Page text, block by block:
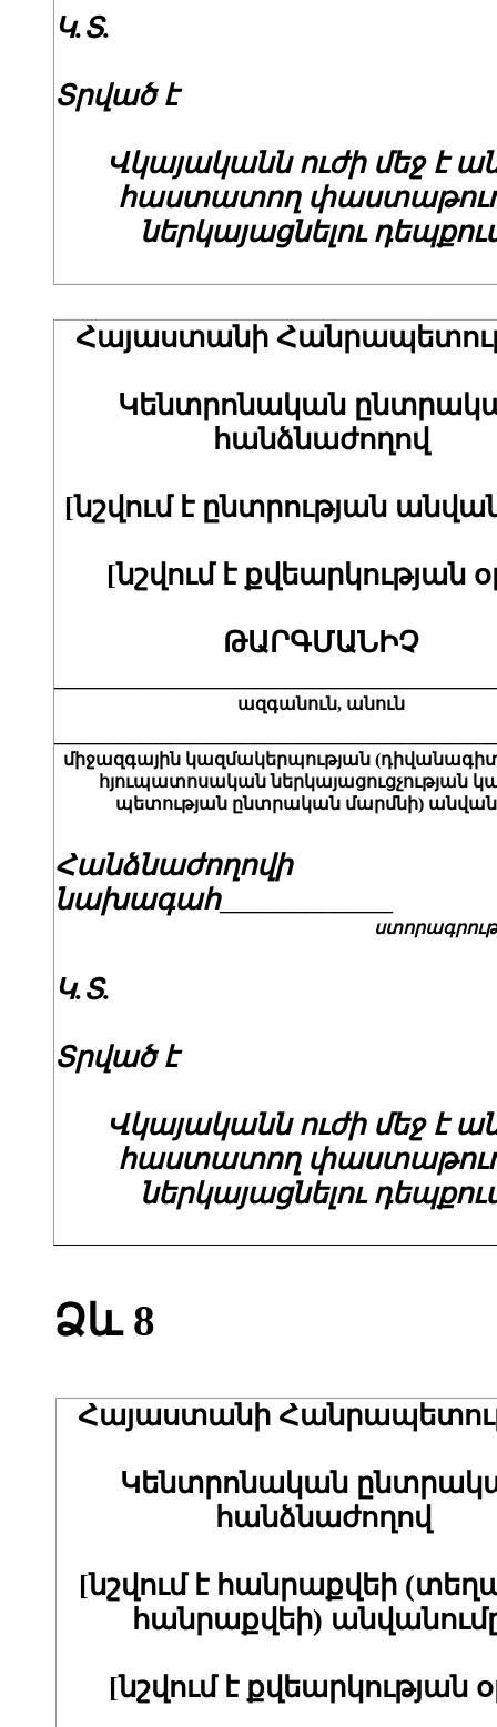
Կ.Տ.
Տրված է
Վկայականն ուժի մեջ է
հաստատող
ներկայացնելու
Հայաստանի
Կենտրոնական
հանձնաժողով
[նշվում է ընտրության
[նշվում է քվեարկության
ԹԱՐԳՄԱՆԻՉ
ազգանուն, անուն
միջազգային կազմակերպության
հյուպատոսական ներկայացուցչության
պետության ընտրական մարմնի)
Հանձնաժողովի
նախագահ____________
Կ.Տ.
Տրված է
Վկայականն ուժի մեջ է
հաստատող
ներկայացնելու
Ձև 8
Հայաստանի
Կենտրոնական
հանձնաժողով
[նշվում է հանրաքվեի
հանրաքվեի)
[նշվում է քվեարկության